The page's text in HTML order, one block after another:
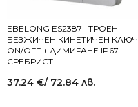
EBELONG ES2387 · ТРОЕН
БЕЗЖИЧЕН КИНЕТИЧЕН КЛЮЧ
ON/OFF + ДИМИРАНЕ IP67
СРЕБРИСТ
37.24 €/ 72.84 лв.